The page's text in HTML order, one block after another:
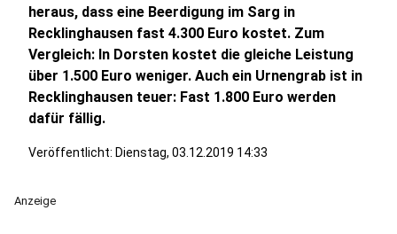
heraus, dass eine Beerdigung im Sarg in
Recklinghausen fast 4.300 Euro kostet. Zum
Vergleich: In Dorsten kostet die gleiche Leistung
über 1.500 Euro weniger. Auch ein Urnengrab ist in
Recklinghausen teuer: Fast 1.800 Euro werden
dafür fällig.
Veröffentlicht: Dienstag, 03.12.2019 14:33
Anzeige